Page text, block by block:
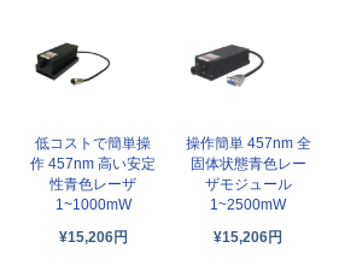
低コストで簡単操
作 457nm 高い安定
性青色レーザ
1~1000mW
¥15,206円
操作簡単 457nm 全
固体状態青色レー
ザモジュール
1~2500mW
¥15,206円